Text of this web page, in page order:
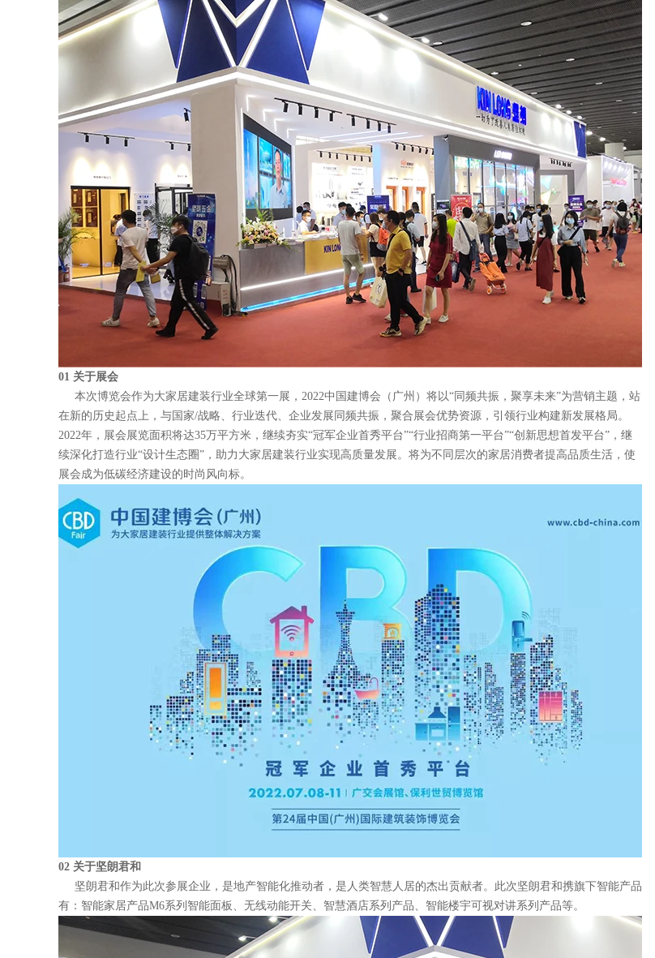
01 关于展会
本次博览会作为大家居建装行业全球第一展，2022中国建博会（广州）将以“同频共振，聚享未来”为营销主题，站
在新的历史起点上，与国家/战略、行业迭代、企业发展同频共振，聚合展会优势资源，引领行业构建新发展格局。
2022年，展会展览面积将达35万平方米，继续夯实“冠军企业首秀平台”“行业招商第一平台”“创新思想首发平台”，继
续深化打造行业“设计生态圈”，助力大家居建装行业实现高质量发展。将为不同层次的家居消费者提高品质生活，使
展会成为低碳经济建设的时尚风向标。
02 关于坚朗君和
坚朗君和作为此次参展企业，是地产智能化推动者，是人类智慧人居的杰出贡献者。此次坚朗君和携旗下智能产品
有：智能家居产品M6系列智能面板、无线动能开关、智慧酒店系列产品、智能楼宇可视对讲系列产品等。